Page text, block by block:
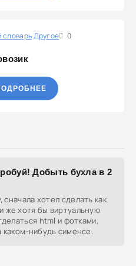
Другое 0
Добыть бухла в 2
сначала хотел сделать как
же хотя бы виртуальную
html и фотками,
нибудь сименсе.